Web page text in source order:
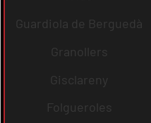
Guardiola de Berguedà
Granollers
Gisclareny
Folgueroles